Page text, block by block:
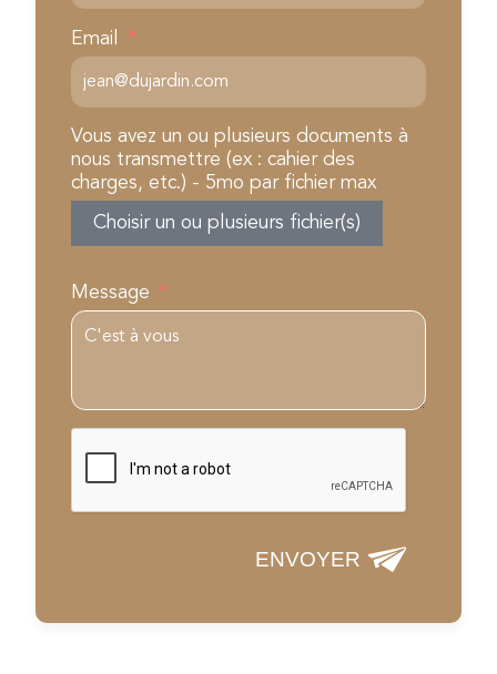
Email
Vous avez un ou plusieurs documents à
nous transmettre (ex : cahier des
charges, etc.) - 5mo par fichier max
Choisir un ou plusieurs fichier(s)
Message
ENVOYER